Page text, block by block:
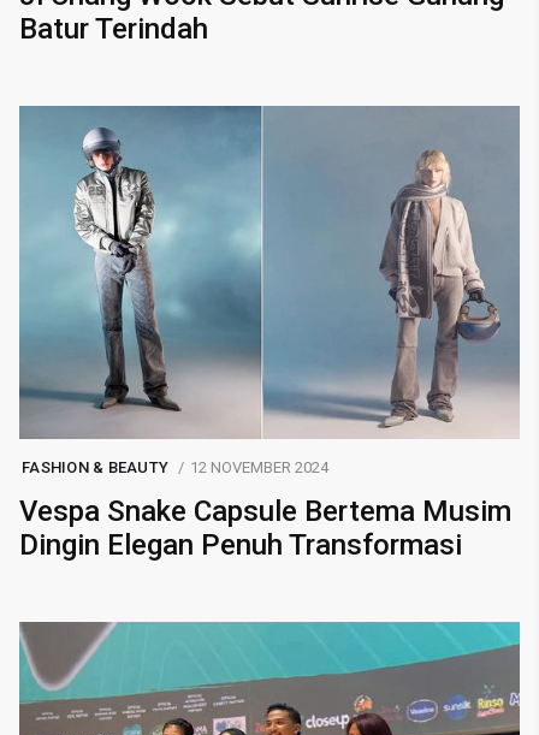
Batur Terindah
FASHION & BEAUTY 12 NOVEMBER 2024
Vespa Snake Capsule Bertema Musim
Dingin Elegan Penuh Transformasi